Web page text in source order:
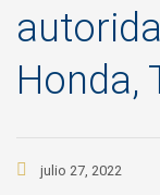
Honda,
julio 27, 2022